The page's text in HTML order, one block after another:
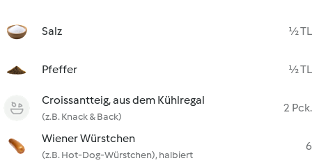
Salz ½ TL
Pfeffer ½ TL
Croissantteig, aus dem Kühlregal
(z.B. Knack & Back)
2 Pck.
Wiener Würstchen
(z.B. Hot-Dog-Würstchen), halbiert
6